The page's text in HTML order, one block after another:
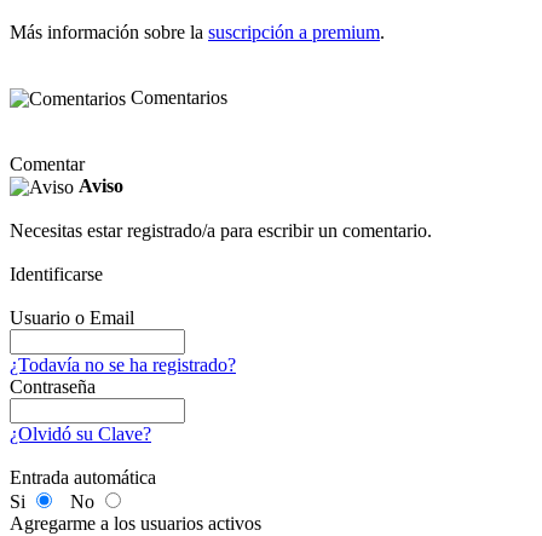
Más información sobre la suscripción a premium.
Comentarios
Comentar
Aviso
Necesitas estar registrado/a para escribir un comentario.
Identificarse
Usuario o Email
¿Todavía no se ha registrado?
Contraseña
¿Olvidó su Clave?
Entrada automática
Si
No
Agregarme a los usuarios activos